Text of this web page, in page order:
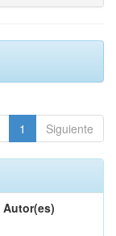
1 Siguiente
Autor(es)